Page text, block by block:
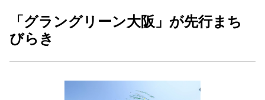
「グラングリーン大阪」が先行まち
びらき